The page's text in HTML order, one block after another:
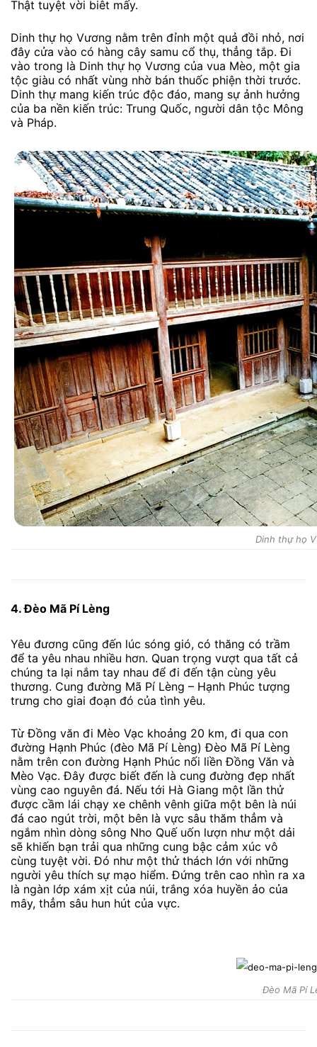
Thật tuyệt vời biêt mấy.
Dinh thự họ Vương nằm trên đỉnh một quả đồi nhỏ, nơi
đây cửa vào có hàng cây samu cổ thụ, thẳng tắp. Đi
vào trong là Dinh thự họ Vương của vua Mèo, một gia
tộc giàu có nhất vùng nhờ bán thuốc phiện thời trước.
Dinh thự mang kiến trúc độc đáo, mang sự ảnh hưởng
của ba nền kiến trúc: Trung Quốc, người dân tộc Mông
và Pháp.
Dinh thự họ
4. Đèo Mã Pí Lèng
Yêu đương cũng đến lúc sóng gió, có thăng có trầm
để ta yêu nhau nhiều hơn. Quan trọng vượt qua tất cả
chúng ta lại nắm tay nhau để đi đến tận cùng yêu
thương. Cung đường Mã Pí Lèng – Hạnh Phúc tượng
trưng cho giai đoạn đó của tình yêu.
Từ Đồng văn đi Mèo Vạc khoảng 20 km, đi qua con
đường Hạnh Phúc (đèo Mã Pí Lèng) Đèo Mã Pí Lèng
nằm trên con đường Hạnh Phúc nối liền Đồng Văn và
Mèo Vạc. Đây được biết đến là cung đường đẹp nhất
vùng cao nguyên đá. Nếu tới Hà Giang một lần thử
được cầm lái chạy xe chênh vênh giữa một bên là núi
đá cao ngút trời, một bên là vực sâu thăm thẳm và
ngắm nhìn dòng sông Nho Quế uốn lượn như một dải
sẽ khiến bạn trải qua những cung bậc cảm xúc vô
cùng tuyệt vời. Đó như một thử thách lớn với những
người yêu thích sự mạo hiểm. Đứng trên cao nhìn ra xa
là ngàn lớp xám xịt của núi, trắng xóa huyền ảo của
mây, thẳm sâu hun hút của vực.
Đèo Mã Pí